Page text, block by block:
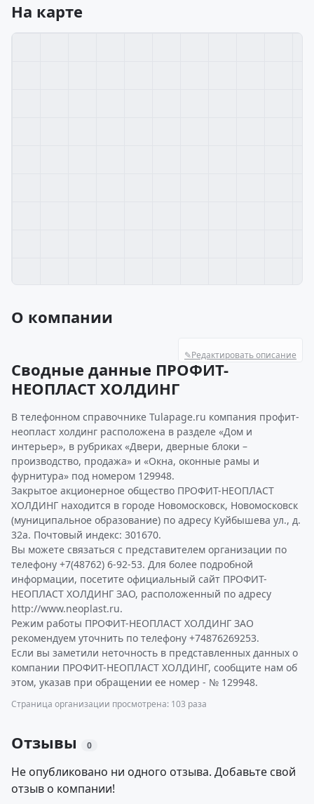
На карте
О компании
✎Редактировать описание
Сводные данные ПРОФИТ-
НЕОПЛАСТ ХОЛДИНГ
В телефонном справочнике Tulapage.ru компания профит-
неопласт холдинг расположена в разделе «Дом и
интерьер», в рубриках «Двери, дверные блоки –
производство, продажа» и «Окна, оконные рамы и
фурнитура» под номером 129948.
Закрытое акционерное общество ПРОФИТ-НЕОПЛАСТ
ХОЛДИНГ находится в городе Новомосковск, Новомосковск
(муниципальное образование) по адресу Куйбышева ул., д.
32а. Почтовый индекс: 301670.
Вы можете связаться с представителем организации по
телефону +7(48762) 6-92-53. Для более подробной
информации, посетите официальный сайт ПРОФИТ-
НЕОПЛАСТ ХОЛДИНГ ЗАО, расположенный по адресу
http://www.neoplast.ru.
Режим работы ПРОФИТ-НЕОПЛАСТ ХОЛДИНГ ЗАО
рекомендуем уточнить по телефону +74876269253.
Если вы заметили неточность в представленных данных о
компании ПРОФИТ-НЕОПЛАСТ ХОЛДИНГ, сообщите нам об
этом, указав при обращении ее номер - № 129948.
Страница организации просмотрена: 103 раза
Отзывы 0
Не опубликовано ни одного отзыва. Добавьте свой
отзыв о компании!